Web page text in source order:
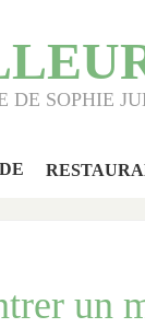
DE SOPHIE
un